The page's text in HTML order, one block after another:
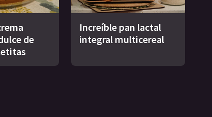
de
Increíble pan lactal
integral multicereal